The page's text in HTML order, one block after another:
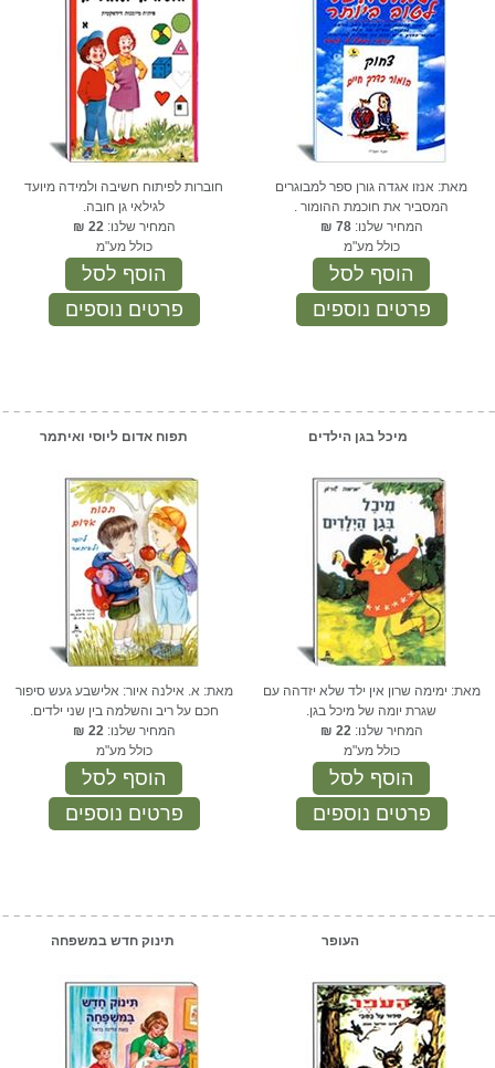
מאת: אנזו אגדה גורן ספר למבוגרים
המסביר את חוכמת ההומור .
המחיר שלנו:78
₪
כולל מע"מ
הוסף לסל
פרטים נוספים
חוברות לפיתוח חשיבה ולמידה מיועד
לגילאי גן חובה.
המחיר שלנו:22
₪
כולל מע"מ
הוסף לסל
פרטים נוספים
מיכל בגן הילדים
מאת: ימימה שרון אין ילד שלא יזדהה עם
שגרת יומה של מיכל בגן.
המחיר שלנו:22
₪
כולל מע"מ
הוסף לסל
פרטים נוספים
תפוח אדום ליוסי ואיתמר
מאת: א. אילנה איור: אלישבע געש סיפור
חכם על ריב והשלמה בין שני ילדים.
המחיר שלנו:22
₪
כולל מע"מ
הוסף לסל
פרטים נוספים
העופר תינוק חדש במשפחה